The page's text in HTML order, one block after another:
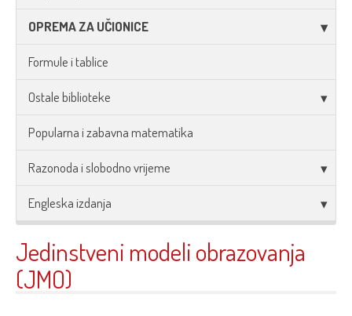
OPREMA ZA UČIONICE
Formule i tablice
Ostale biblioteke
Popularna i zabavna matematika
Razonoda i slobodno vrijeme
Engleska izdanja
Jedinstveni modeli obrazovanja
(JMO)